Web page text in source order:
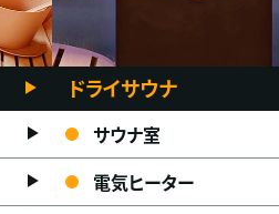
ドライサウナ
サウナ室
電気ヒーター